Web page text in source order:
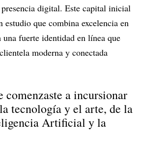
digital. Este capital inicial
estudio que combina excelencia en
fuerte identidad en línea que
moderna y conectada
comenzaste a incursionar
tecnología y el arte, de la
Artificial y la